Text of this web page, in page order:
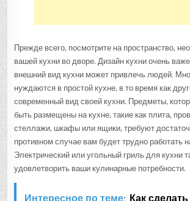
Прежде всего, посмотрите на пространство,
вашей кухни во дворе. Дизайн кухни очень
внешний вид кухни может привлечь людей.
нуждаются в простой кухне, в то время как
современный вид своей кухни. Предметы,
быть размещены на кухне, такие как плита,
стеллажи, шкафы или ящики, требуют
противном случае вам будет трудно работать
Электрический или угольный гриль для кухни
удовлетворить ваши кулинарные потребности.
Интересное по теме: Как